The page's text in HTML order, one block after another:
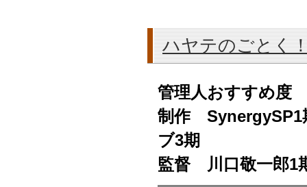
ハヤテのごとく
管理人おすすめ
制作 SynergySP1
ブ3期
監督 川口敬一郎1